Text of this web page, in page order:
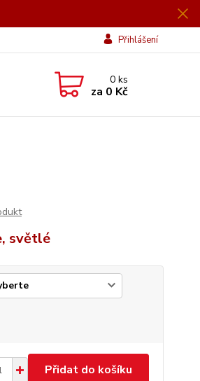
Přihlášení
0ks
za 0 Kč
světlé
Přidat do košíku